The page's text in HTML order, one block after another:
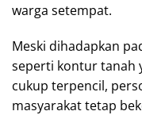
warga setempat.
Meski dihadapkan
seperti kontur tanah
cukup terpencil,
masyarakat tetap